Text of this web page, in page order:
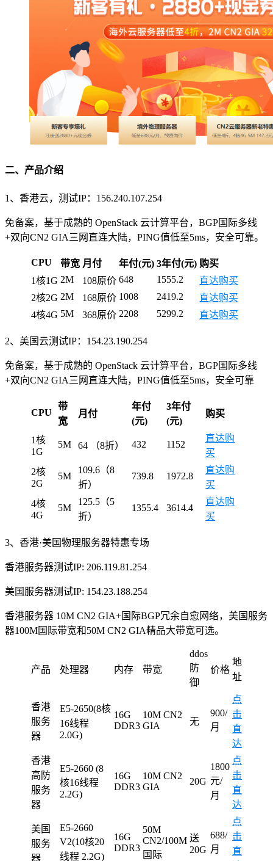
二、产品介绍
1、香港云，测试IP：156.240.107.254
免备案，基于成熟的 OpenStack 云计算平台，BGP国际多线
+双向CN2 GIA三网直连大陆，PING值低至5ms，安全可靠。
CPU 带宽 月付 年付(元) 3年付(元) 购买
1核1G 2M 108原价 648 1555.2
直达购买
2核2G 2M 168原价 1008 2419.2
直达购买
4核4G 5M 368原价 2208 5299.2 直达购买
2、美国云测试IP：154.23.190.254
免备案，基于成熟的 OpenStack 云计算平台，BGP国际多线
+双向CN2 GIA三网直连大陆，PING值低至5ms，安全可靠
CPU
带
宽
月付
年付
(元)
3年付
(元)
购买
1核
1G
5M 64 （8折） 432 1152
直达购
买
2核
2G
5M
109.6（8
折）
739.8 1972.8
直达购
买
4核
4G
5M
125.5（5
折）
1355.4 3614.4
直达购
买
3、香港·美国物理服务器特惠专场
香港服务器测试IP: 206.119.81.254
美国服务器测试IP: 154.23.188.254
香港服务器 10M CN2 GIA+国际BGP冗余自愈网络，美国服务
器100M国际带宽和50M CN2 GIA精品大带宽可选。
产品 处理器 内存 带宽
ddos
防
御
价格
地
址
香港
服务
器
E5-2650(8核
16线程
2.0G)
16G
DDR3
10M CN2
GIA
无
900/
月
点
击
直
达
香港
高防
服务
器
E5-2660 (8
核16线程
2.2G)
16G
DDR3
10M CN2
GIA
20G
1800
元/
月
点
击
直
达
美国
服务
器
E5-2660
V2(10核20
线程 2.2G)
16G
DDR3
50M
CN2/100M
国际
送
20G
688/
月
点
击
直